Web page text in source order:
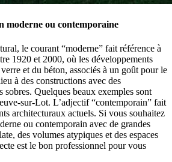
moderne ou contemporaine
le courant “moderne” fait référence à
1920 et 2000, où les développements
et du béton, associés à un goût pour le
à des constructions avec des
sobres. Quelques beaux exemples sont
sur-Lot. L’adjectif “contemporain” fait
architecturaux actuels. Si vous souhaitez
ou contemporain avec de grandes
des volumes atypiques et des espaces
est le bon professionnel pour vous